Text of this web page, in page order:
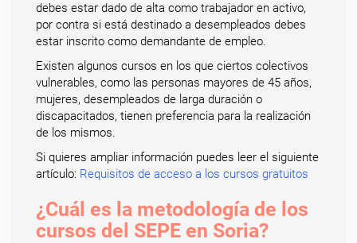
debes estar dado de alta como trabajador en activo,
por contra si está destinado a desempleados debes
estar inscrito como demandante de empleo.
Existen algunos cursos en los que ciertos colectivos
vulnerables, como las personas mayores de 45 años,
mujeres, desempleados de larga duración o
discapacitados, tienen preferencia para la realización
de los mismos.
Si quieres ampliar información puedes leer el siguiente
artículo: Requisitos de acceso a los cursos gratuitos
¿Cuál es la metodología de los
cursos del SEPE en Soria?